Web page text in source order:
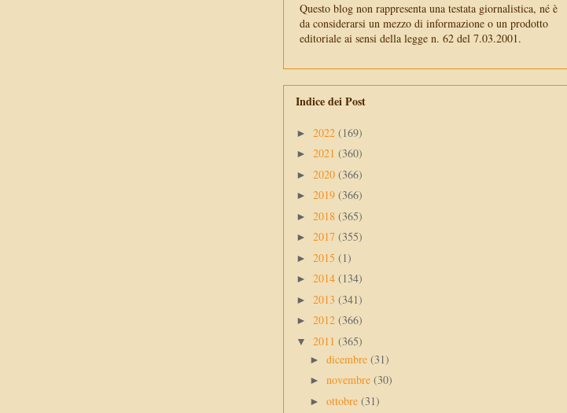
Questo blog non rappresenta una testata giornalistica, né è
da considerarsi un mezzo di informazione o un prodotto
editoriale ai sensi della legge n. 62 del 7.03.2001.
Indice dei Post
► 2022 (169)
► 2021 (360)
► 2020 (366)
► 2019 (366)
► 2018 (365)
► 2017 (355)
► 2015 (1)
► 2014 (134)
► 2013 (341)
► 2012 (366)
▼ 2011 (365)
► dicembre (31)
► novembre (30)
► ottobre (31)